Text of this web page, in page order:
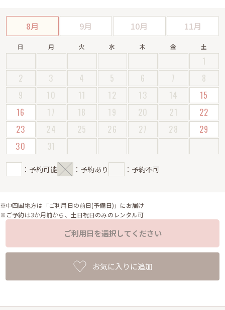
8月 9月 10月 11月
日 月 火 水 木 金 土
1
2
3 4 5 6 7
8
9
10 11 12 13 14
15
16
17 18 19 20 21
22
23
24 25 26 27 28
29
30
31
：予約可能 ：予約あり ：予約不可
※中四国地方は「ご利用日の前日(予備日)」にお届け
※ご予約は3か月前から、土日祝日のみのレンタル可
ご利用日を選択してください
お気に入りに追加